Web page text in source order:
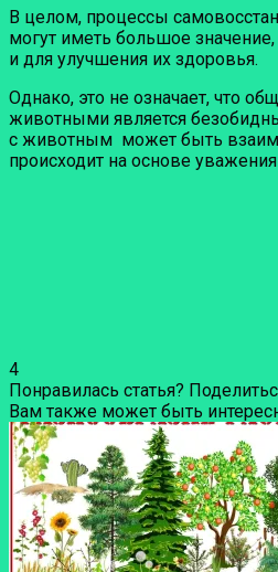
В целом, процессы
могут иметь большое
и для улучшения их здоровья.
Однако, это не означает, что
животными является
с животным может быть
происходит на основе
4
Понравилась статья?
Вам также может быть